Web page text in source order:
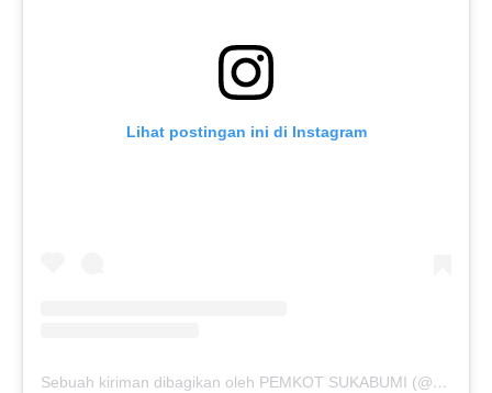
Lihat postingan ini di Instagram
Sebuah kiriman dibagikan oleh PEMKOT SUKABUMI (@pemkotsukabumi_)